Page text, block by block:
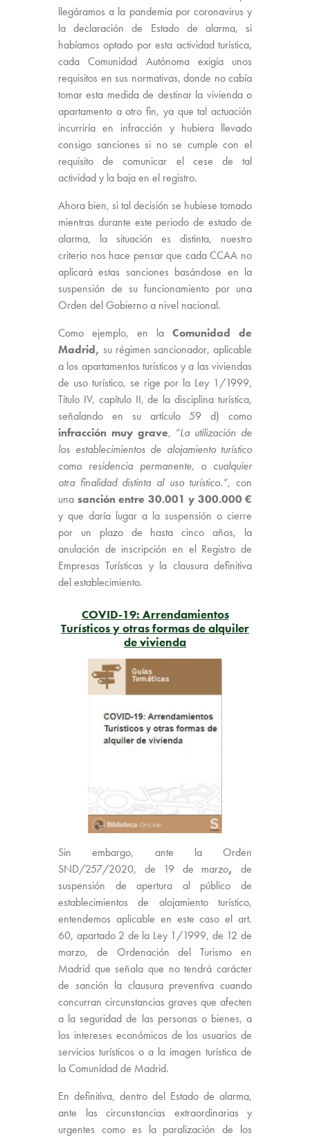
llegáramos a la pandemia por coronavirus y
la declaración de Estado de alarma, si
habíamos optado por esta actividad turística,
cada Comunidad Autónoma exigía unos
requisitos en sus normativas, donde no cabía
tomar esta medida de destinar la vivienda o
apartamento a otro fin, ya que tal actuación
incurriría en infracción y hubiera llevado
consigo sanciones si no se cumple con el
requisito de comunicar el cese de tal
actividad y la baja en el registro.
Ahora bien, si tal decisión se hubiese tomado
mientras durante este periodo de estado de
alarma, la situación es distinta, nuestro
criterio nos hace pensar que cada CCAA no
aplicará estas sanciones basándose en la
suspensión de su funcionamiento por una
Orden del Gobierno a nivel nacional.
Como ejemplo, en la Comunidad de
Madrid, su régimen sancionador, aplicable
a los apartamentos turísticos y a las viviendas
de uso turístico, se rige por la Ley 1/1999,
Título IV, capítulo II, de la disciplina turística,
señalando en su artículo 59 d) como
infracción muy grave, “La utilización de
los establecimientos de alojamiento turístico
como residencia permanente, o cualquier
otra finalidad distinta al uso turístico.”, con
una sanción entre 30.001 y 300.000 €
y que daría lugar a la suspensión o cierre
por un plazo de hasta cinco años, la
anulación de inscripción en el Registro de
Empresas Turísticas y la clausura definitiva
del establecimiento.
COVID-19: Arrendamientos
Turísticos y otras formas de alquiler
de vivienda
Sin embargo, ante la Orden
SND/257/2020, de 19 de marzo,de
suspensión de apertura al público de
establecimientos de alojamiento turístico,
entendemos aplicable en este caso el art.
60, apartado 2 de la Ley 1/1999, de 12 de
marzo, de Ordenación del Turismo en
Madrid que señala que no tendrá carácter
de sanción la clausura preventiva cuando
concurran circunstancias graves que afecten
a la seguridad de las personas o bienes, a
los intereses económicos de los usuarios de
servicios turísticos o a la imagen turística de
la Comunidad de Madrid.
En definitiva, dentro del Estado de alarma,
ante las circunstancias extraordinarias y
urgentes como es la paralización de los